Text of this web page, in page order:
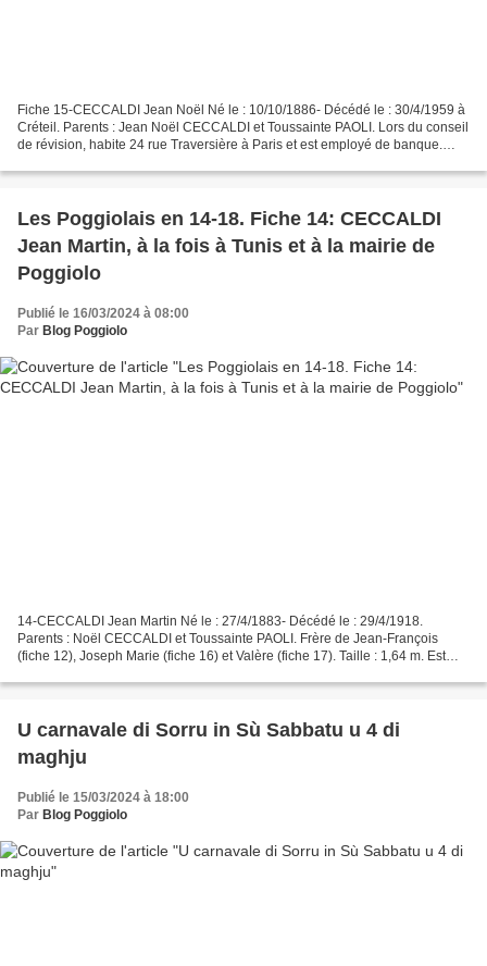
Fiche 15-CECCALDI Jean Noël Né le : 10/10/1886- Décédé le : 30/4/1959 à
Créteil. Parents : Jean Noël CECCALDI et Toussainte PAOLI. Lors du conseil
de révision, habite 24 rue Traversière à Paris et est employé de banque.
Les Poggiolais en 14-18. Fiche 14: CECCALDI
Jean Martin, à la fois à Tunis et à la mairie de
Poggiolo
Publié le 16/03/2024 à 08:00
Par Blog Poggiolo
14-CECCALDI Jean Martin Né le : 27/4/1883- Décédé le : 29/4/1918.
Parents : Noël CECCALDI et Toussainte PAOLI. Frère de Jean-François
(fiche 12), Joseph Marie (fiche 16) et Valère (fiche 17). Taille : 1,64 m. Est
U carnavale di Sorru in Sù Sabbatu u 4 di
maghju
Publié le 15/03/2024 à 18:00
Par Blog Poggiolo